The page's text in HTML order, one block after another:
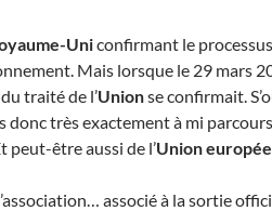
Uniconfirmant le
Mais lorsque le 29 mars
du traité de l’Unionse confirmait.
très exactement à mi
peut-être aussi de l’Union
associé à la sortie